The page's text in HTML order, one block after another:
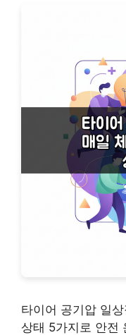
타이어 공기압 일
상태 5가지로 안전